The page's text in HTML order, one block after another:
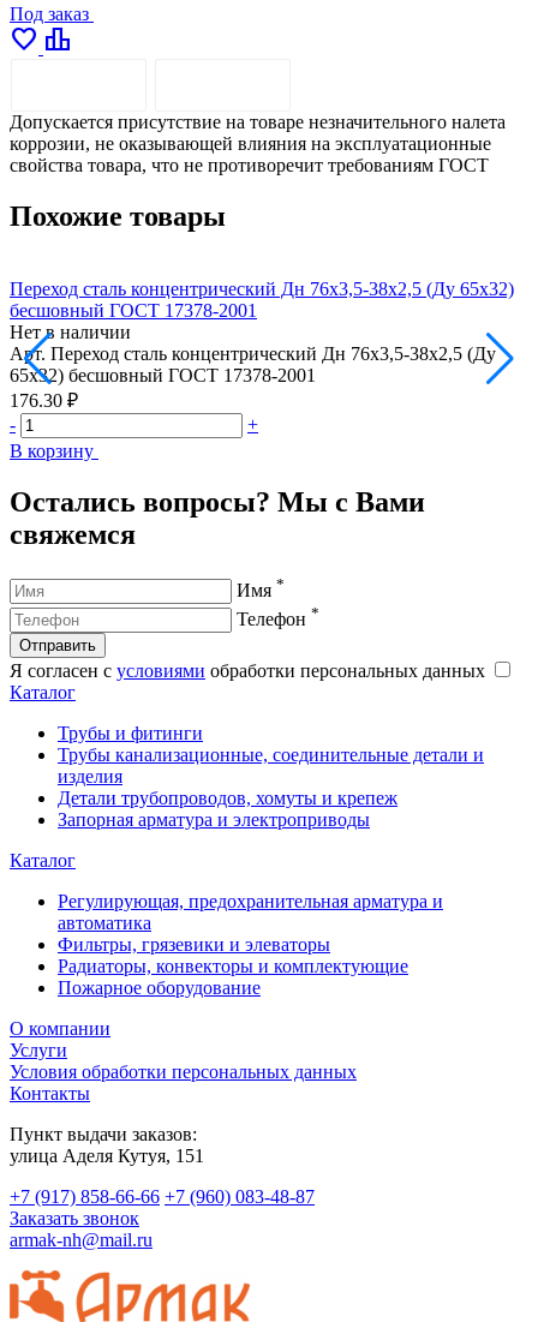
Под заказ
favorite leaderboard
Допускается присутствие на товаре незначительного налета
коррозии, не оказывающей влияния на эксплуатационные
свойства товара, что не противоречит требованиям ГОСТ
Похожие товары
Переход сталь концентрический Дн 76х3,5-38х2,5 (Ду 65х32)
бесшовный ГОСТ 17378-2001
Нет в наличии
Арт. Переход сталь концентрический Дн 76х3,5-38х2,5 (Ду
65х32) бесшовный ГОСТ 17378-2001
176.30 ₽
-
+
В корзину
Остались вопросы? Мы с Вами
свяжемся
Имя *
Телефон *
Отправить
Я согласен с условиями обработки персональных данных
Каталог
Трубы и фитинги
Трубы канализационные, соединительные детали и
изделия
Детали трубопроводов, хомуты и крепеж
Запорная арматура и электроприводы
Каталог
Регулирующая, предохранительная арматура и
автоматика
Фильтры, грязевики и элеваторы
Радиаторы, конвекторы и комплектующие
Пожарное оборудование
О компании
Услуги
Условия обработки персональных данных
Контакты
Пункт выдачи заказов:
​улица Аделя Кутуя, 151
+7 (917) 858-66-66 +7 (960) 083-48-87
Заказать звонок
armak-nh@mail.ru